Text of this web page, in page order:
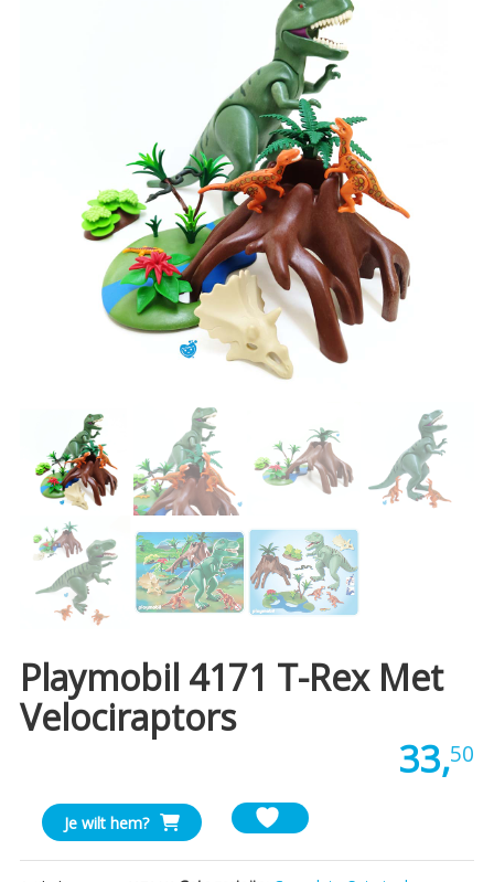
Playmobil 4171 T-Rex Met
Velociraptors
33,50
Playmobil
4171
T-
Je wilt hem?